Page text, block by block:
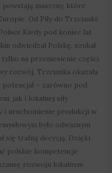
maszyny, które
Od Piły do Trzcianki:
Kiedy pod koniec lat
odwiedzał Polskę, szukał
na przeniesienie części
rozwój. Trzcianka okazała
potencjał – zarówno pod
jak i lokalnej siły
i uruchomienie produkcji w
było odważnym
się trafną decyzją. Dzięki
polskie kompetencje
rozwoju lokalnym